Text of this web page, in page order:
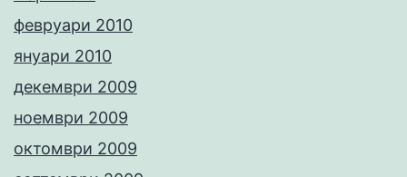
февруари 2010
януари 2010
декември 2009
ноември 2009
октомври 2009